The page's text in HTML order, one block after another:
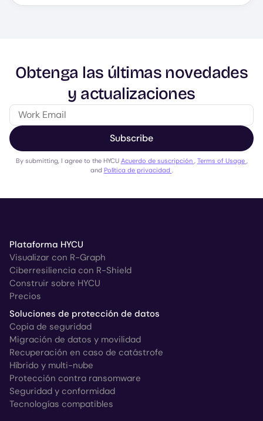
Obtenga las últimas novedades
y actualizaciones
Subscribe
By submitting, I agree to the HYCU Acuerdo de suscripción Terms of Usage
and Política de privacidad
Plataforma HYCU
Visualizar con R-Graph
Ciberresiliencia con R-Shield
Construir sobre HYCU
Precios
Soluciones de protección de datos
Copia de seguridad
Migración de datos y movilidad
Recuperación en caso de catástrofe
Híbrido y multi-nube
Protección contra ransomware
Seguridad y conformidad
Tecnologías compatibles